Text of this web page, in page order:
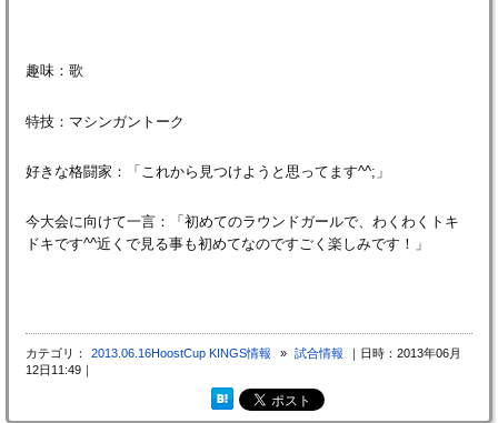
趣味：歌
特技：マシンガントーク
好きな格闘家：「これから見つけようと思ってます^^;」
今大会に向けて一言：「初めてのラウンドガールで、わくわくトキ
ドキです^^近くで見る事も初めてなのですごく楽しみです！」
カテゴリ： 2013.06.16HoostCup KINGS情報 » 試合情報
｜日時：2013年06月
12日11:49｜